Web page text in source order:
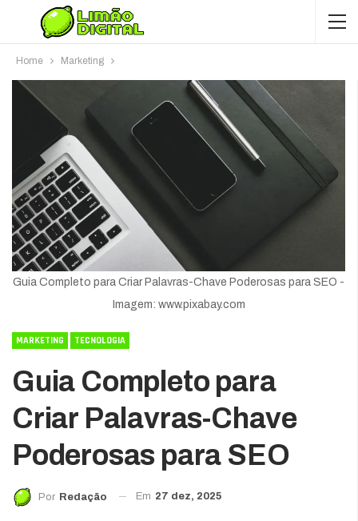
Home Marketing
Guia Completo para Criar Palavras-Chave Poderosas para SEO -
Imagem: www.pixabay.com
MARKETING TECNOLOGIA
Guia Completo para
Criar Palavras-Chave
Poderosas para SEO
Por Redação Em 27 dez, 2025